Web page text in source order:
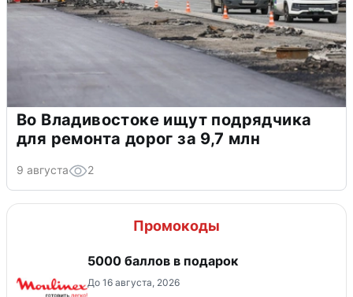
Во Владивостоке ищут подрядчика
для ремонта дорог за 9,7 млн
9 августа 2
Промокоды
5000 баллов в подарок
До 16 августа, 2026